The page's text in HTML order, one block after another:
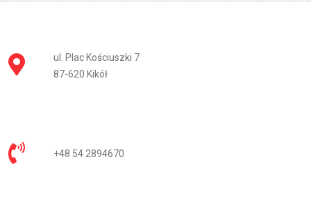
ul. Plac Kościuszki 7
87-620 Kikół
+48 54 2894670